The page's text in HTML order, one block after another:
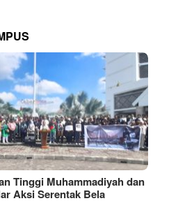
Tinggi Muhammadiyah dan
Aksi Serentak Bela